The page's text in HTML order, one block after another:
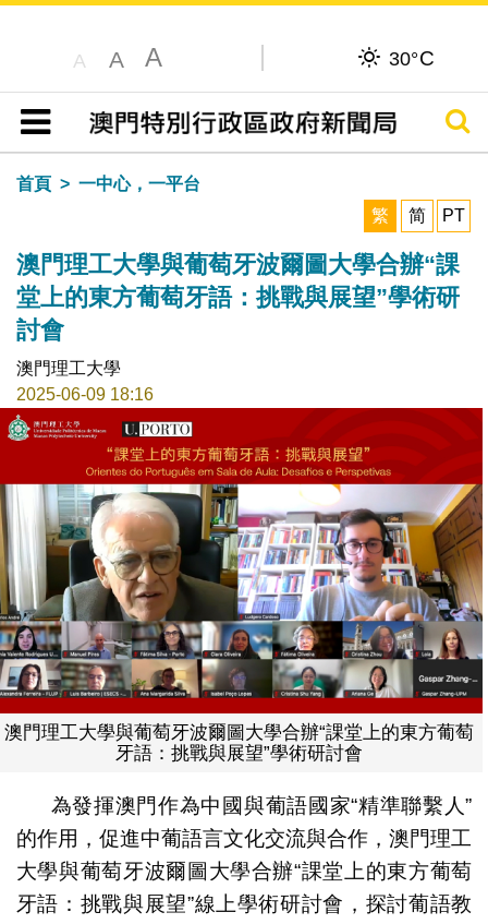
A A A 30°C
目錄
搜尋
首頁
一中心，一平台
繁
简 PT
澳門理工大學與葡萄牙波爾圖大學合辦“課
堂上的東方葡萄牙語：挑戰與展望”學術研
討會
澳門理工大學
2025-06-09 18:16
澳門理工大學與葡萄牙波爾圖大學合辦“課堂上的東方葡萄
牙語：挑戰與展望”學術研討會
為發揮澳門作為中國與葡語國家“精準聯繫人”
的作用，促進中葡語言文化交流與合作，澳門理工
大學與葡萄牙波爾圖大學合辦“課堂上的東方葡萄
牙語：挑戰與展望”線上學術研討會，探討葡語教